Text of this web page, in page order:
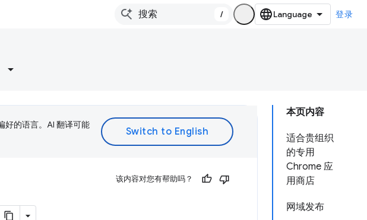
/ 登录
本页内容
适合贵组织
的专用
Chrome 应
用商店
网域发布
好的语言。AI 翻译可能
该内容对您有帮助吗？